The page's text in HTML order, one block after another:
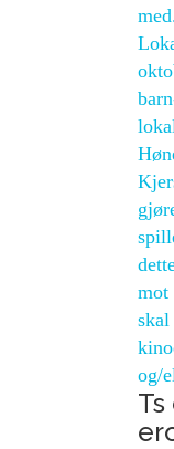
mot
og/